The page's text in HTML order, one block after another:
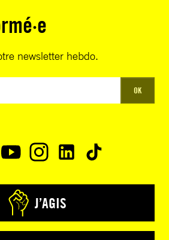
newsletter hebdo.
OK
J’AGIS